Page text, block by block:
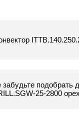
забудьте подобрать
25-2800